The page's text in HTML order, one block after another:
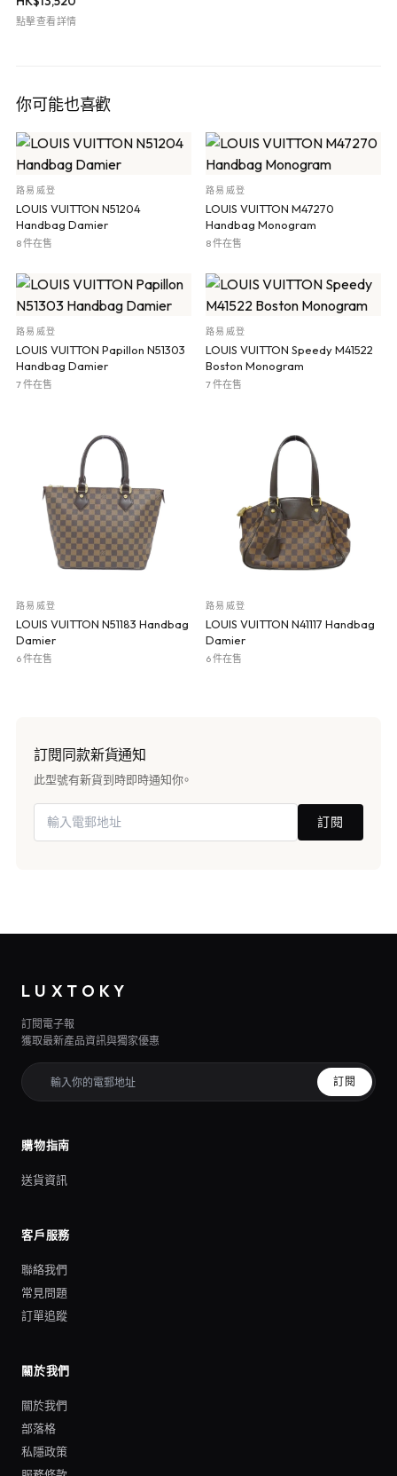
點擊查看詳情
你可能也喜歡
路易威登
LOUIS VUITTON N51204
Handbag Damier
8 件在售
路易威登
LOUIS VUITTON M47270
Handbag Monogram
8 件在售
路易威登
LOUIS VUITTON Papillon N51303
Handbag Damier
7 件在售
路易威登
LOUIS VUITTON Speedy M41522
Boston Monogram
7 件在售
路易威登
LOUIS VUITTON N51183 Handbag
Damier
6 件在售
路易威登
LOUIS VUITTON N41117 Handbag
Damier
6 件在售
訂閱同款新貨通知
此型號有新貨到時即時通知你。
訂閱
LUXTOKY
訂閱電子報
獲取最新產品資訊與獨家優惠
訂閱
購物指南
送貨資訊
客戶服務
聯絡我們
常見問題
訂單追蹤
關於我們
關於我們
部落格
私隱政策